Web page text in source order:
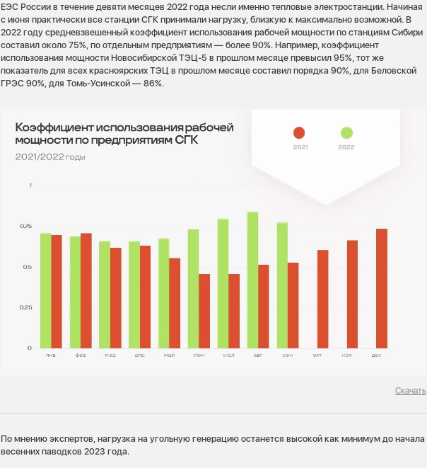
ЕЭС России в течение девяти месяцев 2022 года несли именно тепловые электростанции. Начиная
с июня практически все станции СГК принимали нагрузку, близкую к максимально возможной. В
2022 году средневзвешенный коэффициент использования рабочей мощности по станциям Сибири
составил около 75%, по отдельным предприятиям — более 90%. Например, коэффициент
использования мощности Новосибирской ТЭЦ-5 в прошлом месяце превысил 95%, тот же
показатель для всех красноярских ТЭЦ в прошлом месяце составил порядка 90%, для Беловской
ГРЭС 90%, для Томь-Усинской — 86%.
Скачать
По мнению экспертов, нагрузка на угольную генерацию останется высокой как минимум до начала
весенних паводков 2023 года.